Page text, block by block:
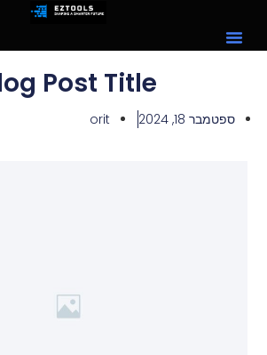
Post Title
ספטמבר 18, 2024 orit